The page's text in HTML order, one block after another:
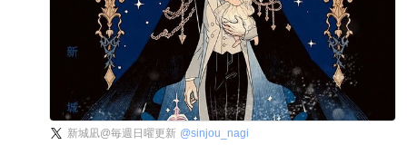
新城凪@毎週日曜更新 @sinjou_nagi